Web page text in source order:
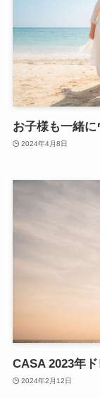
お子様も一緒
2024年4月8日
CASA 2023年
2024年2月12日